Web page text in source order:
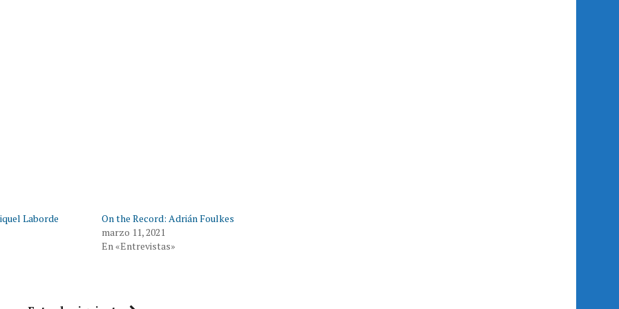
Laborde
On the Record: Adrián Foulkes
marzo 11, 2021
En «Entrevistas»